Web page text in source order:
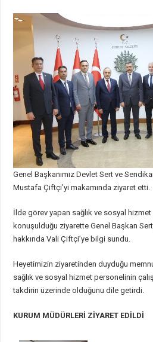
Genel Başkanımız Devlet Sert ve
Mustafa Çiftçi’yi makamında ziyaret etti.
İlde görev yapan sağlık ve sosyal hizmet
konuşulduğu ziyarette Genel Başkan
hakkında Vali Çiftçi’ye bilgi sundu.
Heyetimizin ziyaretinden duyduğu
sağlık ve sosyal hizmet personelinin
takdirin üzerinde olduğunu dile getirdi.
KURUM MÜDÜRLERİ ZİYARET EDİLDİ